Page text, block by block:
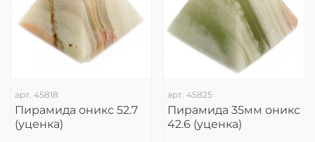
арт. 45818
Пирамида оникс 52.7
(уценка)
арт. 45825
Пирамида 35мм оникс
42.6 (уценка)